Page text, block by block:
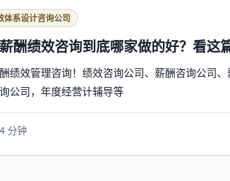
体系设计咨询公司
酬绩效咨询到底哪家做的好？看这
绩效管理咨询！绩效咨询公司、薪酬咨询公司
公司，年度经营计辅导等
分钟